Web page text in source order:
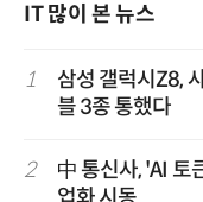
IT 많이 본 뉴스
1
삼성 갤럭시Z8,
블 3종 통했다
2
中 통신사, 'AI